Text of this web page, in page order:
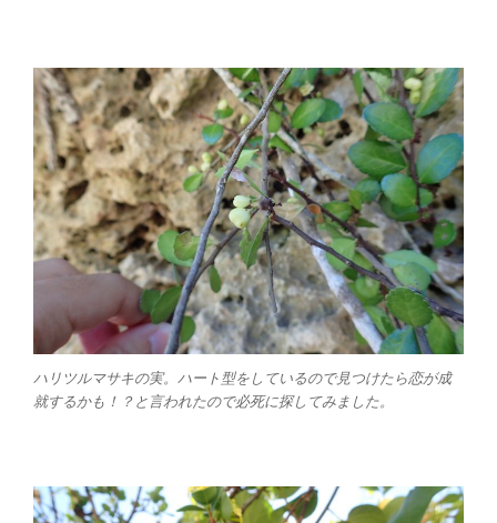
ハリツルマサキの実。ハート型をしているので見つけたら恋が成
就するかも！？と言われたので必死に探してみました。